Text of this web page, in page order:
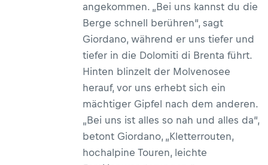
angekommen. „Bei uns kannst du die
Berge schnell berühren“, sagt
Giordano, während er uns tiefer und
tiefer in die Dolomiti di Brenta führt.
Hinten blinzelt der Molvenosee
herauf, vor uns erhebt sich ein
mächtiger Gipfel nach dem anderen.
„Bei uns ist alles so nah und alles da“,
betont Giordano, „Kletterrouten,
hochalpine Touren, leichte